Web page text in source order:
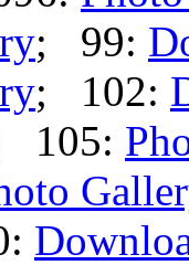
; 99:
; 102:
105: